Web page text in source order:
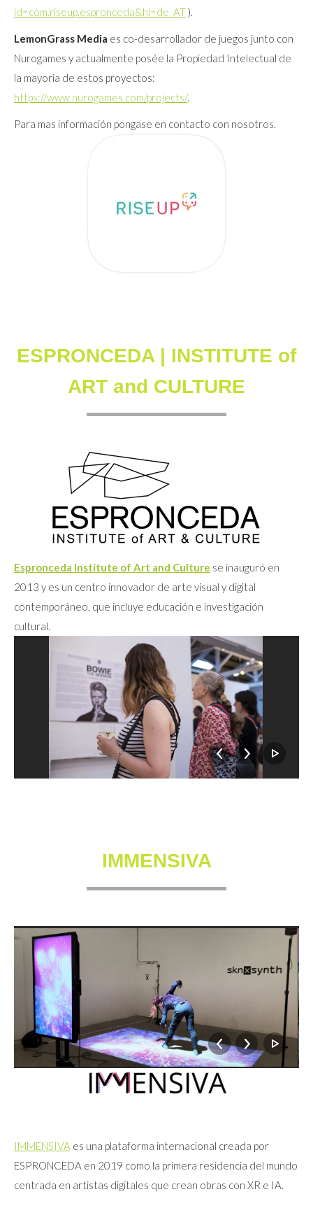
id=com.riseup.espronceda&hl=de_AT).
LemonGrass Media es co-desarrollador de juegos junto con
Nurogames y actualmente posée la Propiedad Intelectual de
la mayoria de estos proyectos:
https://www.nurogames.com/projects/.
Para mas información pongase en contacto con nosotros.
ESPRONCEDA | INSTITUTE of
ART and CULTURE
Espronceda Institute of Art and Culture se inauguró en
2013 y es un centro innovador de arte visual y digital
contemporáneo, que incluye educación e investigación
cultural.
IMMENSIVA
IMMENSIVA es una plataforma internacional creada por
ESPRONCEDA en 2019 como la primera residencia del mundo
centrada en artistas digitales que crean obras con XR e IA.